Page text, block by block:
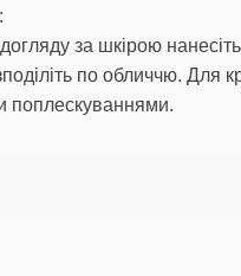
за шкірою нанесіть
по обличчю. Для
поплескуваннями.